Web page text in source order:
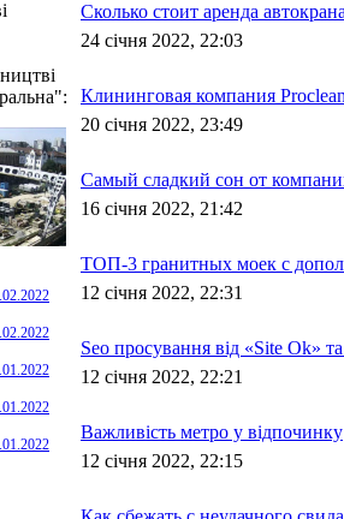
Сколько стоит аренда
24 січня 2022, 22:03
Клининговая компания
20 січня 2022, 23:49
Самый сладкий сон от
16 січня 2022, 21:42
ТОП-3 гранитных моек с
12 січня 2022, 22:31
Seo просування вiд «Site Ok»
12 січня 2022, 22:21
Важливість метро у відпочинку
12 січня 2022, 22:15